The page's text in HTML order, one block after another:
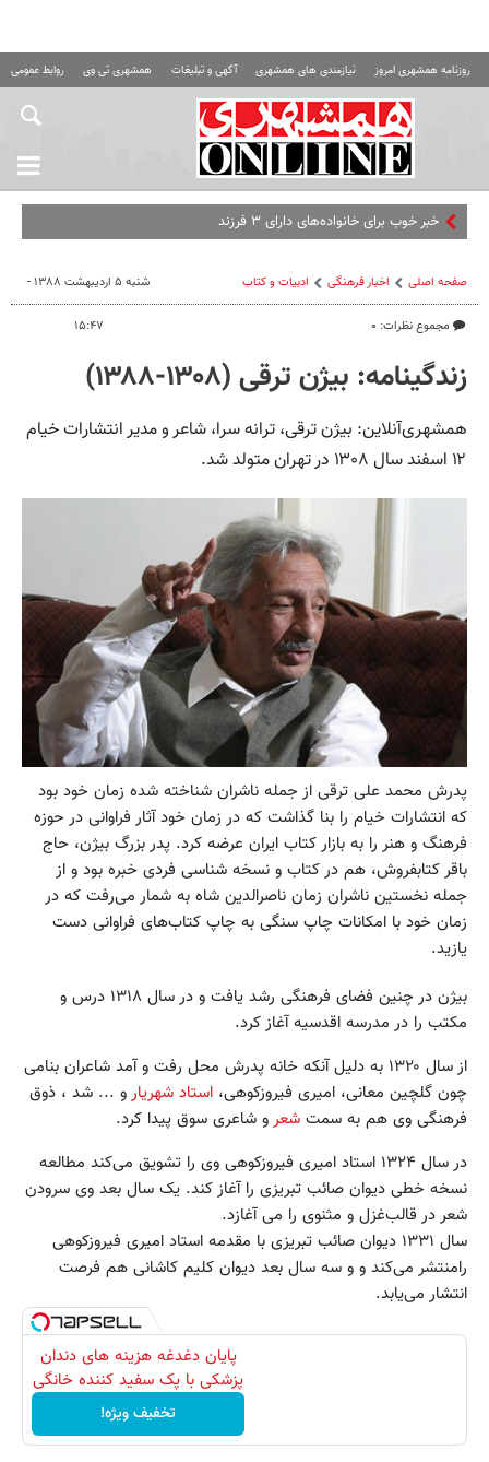
روزنامه همشهری امروز نیازمندی های همشهری آگهی و تبلیغات همشهری تی وی روابط عمومی
خبر خوب برای خانواده‌های دارای ۳ فرزند
صفحه اصلی اخبار فرهنگی ادبیات و کتاب
مجموع نظرات: ۰
شنبه ۵ اردیبهشت ۱۳۸۸ -
۱۵:۴۷
زندگینامه: بیژن ترقی (۱۳۰۸-۱۳۸۸)
همشهری‌آنلاین: بیژن ترقی، ترانه سرا، شاعر و مدیر انتشارات خیام
۱۲ اسفند سال ۱۳۰۸ در تهران متولد شد.
پدرش محمد علی ترقی از جمله ناشران شناخته شده زمان خود بود
که انتشارات خیام را بنا گذاشت که در زمان خود آثار فراوانی در حوزه
فرهنگ و هنر را به بازار کتاب ایران عرضه کرد. پدر بزرگ بیژن، حاج
باقر کتابفروش، هم در کتاب و نسخه شناسی فردی خبره بود و از
جمله نخستین ناشران زمان ناصرالدین شاه به شمار می‌رفت که در
زمان خود با امکانات چاپ سنگی به چاپ کتاب‌های فراوانی دست
یازید.
بیژن در چنین فضای فرهنگی رشد یافت و در سال ۱۳۱۸ درس و
مکتب را در مدرسه اقدسیه آغاز کرد.
از سال ۱۳۲۰ به دلیل آنکه خانه پدرش محل رفت و آمد شاعران بنامی
چون گلچین معانی، امیری فیروزکوهی، استاد شهریارو ... شد ، ذوق
فرهنگی وی هم به سمت شعرو شاعری سوق پیدا کرد.
در سال ۱۳۲۴ استاد امیری فیروزکوهی وی را تشویق می‌کند مطالعه
نسخه خطی دیوان صائب تبریزی را آغاز کند. یک سال بعد وی سرودن
شعر در قالب‌غزل و مثنوی را می آغازد.
سال ۱۳۳۱ دیوان صائب تبریزی با مقدمه استاد امیری فیروزکوهی
رامنتشر می‌کند و و سه سال بعد دیوان کلیم کاشانی هم فرصت
انتشار می‌یابد.
پایان دغدغه هزینه های دندان
پزشکی با پک سفید کننده خانگی
تخفیف ویژه!